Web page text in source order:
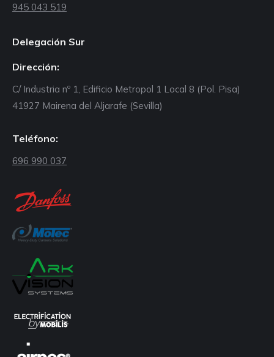
945 043 519
Delegación Sur
Dirección:
C/ Industria nº 1, Edificio Metropol 1 Local 8 (Pol. Pisa)
41927 Mairena del Aljarafe (Sevilla)
Teléfono:
696 990 037